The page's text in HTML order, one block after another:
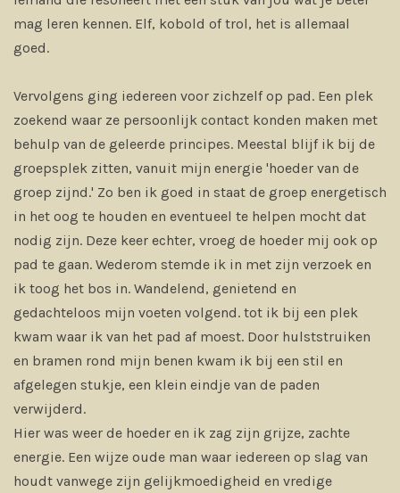
mag leren kennen. Elf, kobold of trol, het is allemaal
goed.
Vervolgens ging iedereen voor zichzelf op pad. Een plek
zoekend waar ze persoonlijk contact konden maken met
behulp van de geleerde principes. Meestal blijf ik bij de
groepsplek zitten, vanuit mijn energie 'hoeder van de
groep zijnd.' Zo ben ik goed in staat de groep energetisch
in het oog te houden en eventueel te helpen mocht dat
nodig zijn. Deze keer echter, vroeg de hoeder mij ook op
pad te gaan. Wederom stemde ik in met zijn verzoek en
ik toog het bos in. Wandelend, genietend en
gedachteloos mijn voeten volgend. tot ik bij een plek
kwam waar ik van het pad af moest. Door hulststruiken
en bramen rond mijn benen kwam ik bij een stil en
afgelegen stukje, een klein eindje van de paden
verwijderd.
Hier was weer de hoeder en ik zag zijn grijze, zachte
energie. Een wijze oude man waar iedereen op slag van
houdt vanwege zijn gelijkmoedigheid en vredige